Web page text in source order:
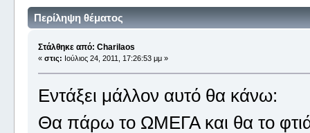
Περίληψη θέματος
Στάλθηκε από: Charilaos
« στις: Ιούλιος 24, 2011, 17:26:53 μμ »
Εντάξει μάλλον αυτό θα κάνω:
Θα πάρω το ΩΜΕΓΑ και θα το